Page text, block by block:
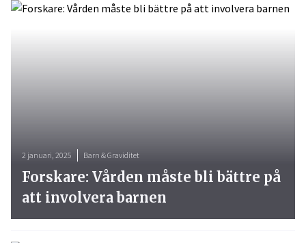
2 januari, 2025 Barn & Graviditet
Forskare: Vården måste bli bättre på
att involvera barnen